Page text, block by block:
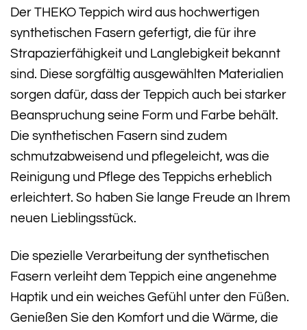
Der THEKO Teppich wird aus hochwertigen
synthetischen Fasern gefertigt, die für ihre
Strapazierfähigkeit und Langlebigkeit bekannt
sind. Diese sorgfältig ausgewählten Materialien
sorgen dafür, dass der Teppich auch bei starker
Beanspruchung seine Form und Farbe behält.
Die synthetischen Fasern sind zudem
schmutzabweisend und pflegeleicht, was die
Reinigung und Pflege des Teppichs erheblich
erleichtert. So haben Sie lange Freude an Ihrem
neuen Lieblingsstück.
Die spezielle Verarbeitung der synthetischen
Fasern verleiht dem Teppich eine angenehme
Haptik und ein weiches Gefühl unter den Füßen.
Genießen Sie den Komfort und die Wärme, die